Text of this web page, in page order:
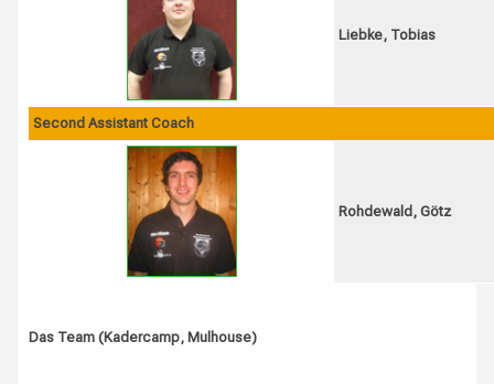
Liebke, Tobias
Second Assistant Coach
Rohdewald, Götz
Das Team (Kadercamp, Mulhouse)